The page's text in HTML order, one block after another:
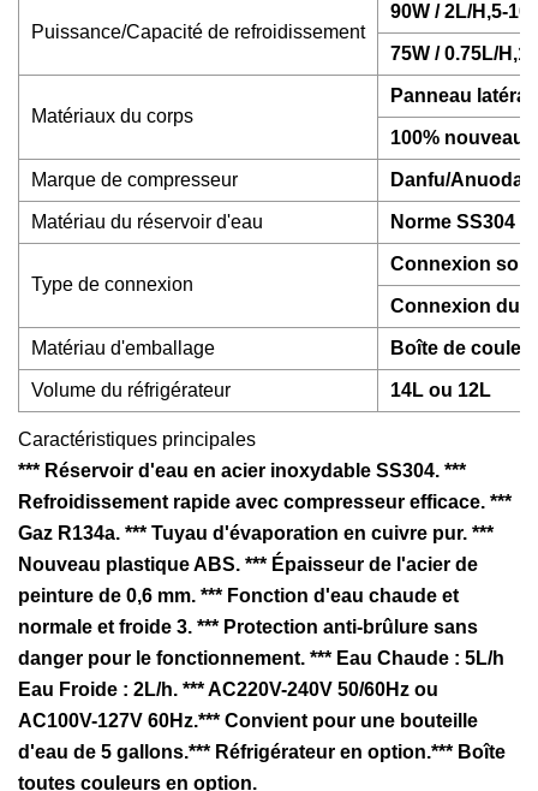
Puissance/Capacité de refroidissement
90W / 2L/H,5-
75W / 0.75L/
Matériaux du corps
Panneau
100% nouveau
Marque de compresseur Danfu/
Matériau du réservoir d'eau Norme SS304
Type de connexion
Connexion
Connexion
Matériau d'emballage Boîte de
Volume du réfrigérateur 14L ou 12L
Caractéristiques principales
*** Réservoir d'eau en acier inoxydable SS304. ***
Refroidissement rapide avec compresseur efficace. ***
Gaz R134a. *** Tuyau d'évaporation en cuivre pur. ***
Nouveau plastique ABS. *** Épaisseur de l'acier de
peinture de 0,6 mm. *** Fonction d'eau chaude et
normale et froide 3. *** Protection anti-brûlure sans
danger pour le fonctionnement. *** Eau Chaude : 5L/h
Eau Froide : 2L/h. *** AC220V-240V 50/60Hz ou
AC100V-127V 60Hz.*** Convient pour une bouteille
d'eau de 5 gallons.*** Réfrigérateur en option.*** Boîte
toutes couleurs en option.